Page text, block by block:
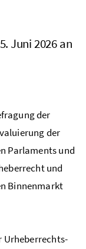
Juni 2026 an
der
der
Parlaments und
und
Binnenmarkt
Urheberrechts-